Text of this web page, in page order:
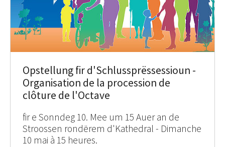
Opstellung fir d'Schlussprëssessioun -
Organisation de la procession de
clôture de l'Octave
fir e Sonndeg 10. Mee um 15 Auer an de
Stroossen rondërem d'Kathedral - Dimanche
10 mai à 15 heures.